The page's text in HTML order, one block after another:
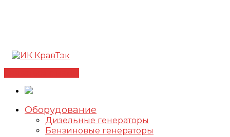
Оборудование
Дизельные генераторы
Бензиновые генераторы